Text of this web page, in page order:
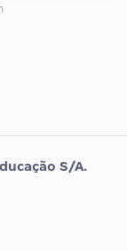
S/A.